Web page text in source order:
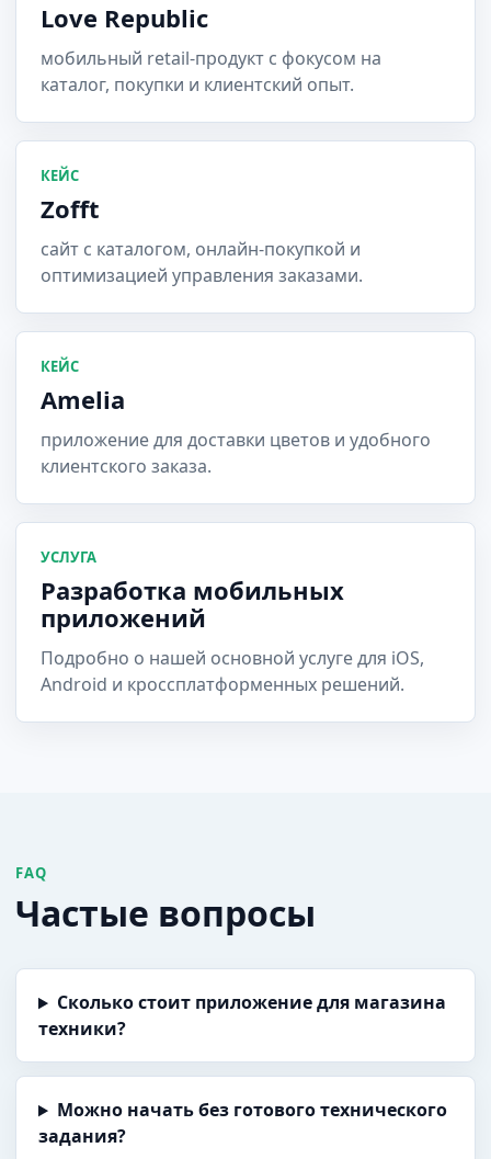
Love Republic
мобильный retail-продукт с фокусом на
каталог, покупки и клиентский опыт.
КЕЙС
Zofft
сайт с каталогом, онлайн-покупкой и
оптимизацией управления заказами.
КЕЙС
Amelia
приложение для доставки цветов и удобного
клиентского заказа.
УСЛУГА
Разработка мобильных
приложений
Подробно о нашей основной услуге для iOS,
Android и кроссплатформенных решений.
FAQ
Частые вопросы
Сколько стоит приложение для магазина
техники?
Можно начать без готового технического
задания?